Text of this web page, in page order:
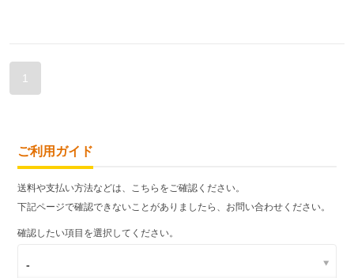
1
ご利用ガイド
送料や支払い方法などは、こちらをご確認ください。
下記ページで確認できないことがありましたら、お問い合わせください。
確認したい項目を選択してください。